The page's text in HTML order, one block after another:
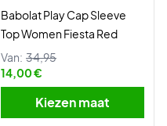
Babolat Play Cap Sleeve
Top Women Fiesta Red
Van: 34,95
14,00 €
Kiezen maat